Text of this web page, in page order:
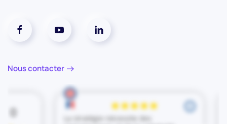
Réseaux social facebook Réseaux social youtube Réseaux social linkedin
Nous contacter